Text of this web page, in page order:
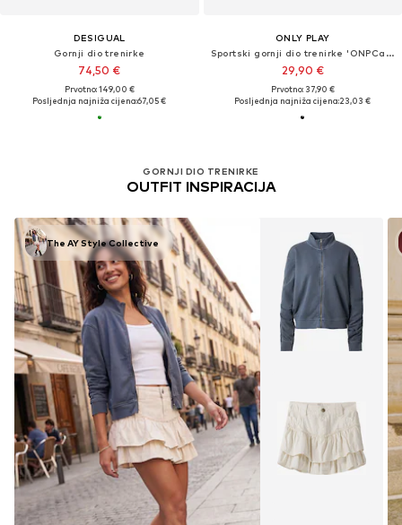
DESIGUAL
Gornji dio trenirke
74,50 €
Prvotno: 149,00 €
Posljednja najniža cijena:67,05 €
ONLY PLAY
Sportski gornji dio trenirke 'ONPCava'
29,90 €
Prvotno: 37,90 €
Posljednja najniža cijena:23,03 €
GORNJI DIO TRENIRKE
OUTFIT INSPIRACIJA
The AY Style Collective